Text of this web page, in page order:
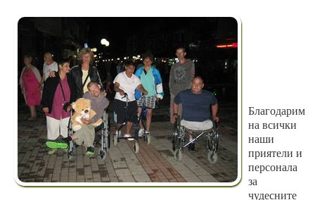
Благодарим
на всички
наши
приятели и
персонала
за
чудесните